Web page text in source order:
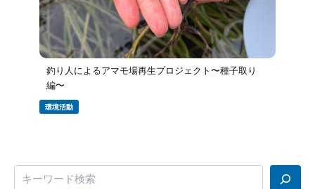
釣り人によるアマモ場再生プロジェクト〜種子取り
編〜
環境活動